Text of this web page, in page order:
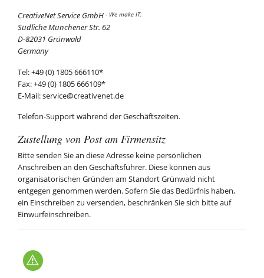
CreativeNet Service GmbH - We make IT.
Südliche Münchener Str. 62
D-82031 Grünwald
Germany
Tel:+49 (0) 1805 666110*
Fax:+49 (0) 1805 666109*
E-Mail:service@creativenet.de
Telefon-Support während der Geschäftszeiten.
Zustellung von Post am Firmensitz
Bitte senden Sie an diese Adresse keine persönlichen
Anschreiben an den Geschäftsführer. Diese können aus
organisatorischen Gründen am Standort Grünwald nicht
entgegen genommen werden. Sofern Sie das Bedürfnis haben,
ein Einschreiben zu versenden, beschränken Sie sich bitte auf
Einwurfeinschreiben.